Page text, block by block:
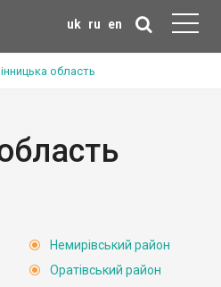
uk ru en
область
Немирівський район
Оратівський район